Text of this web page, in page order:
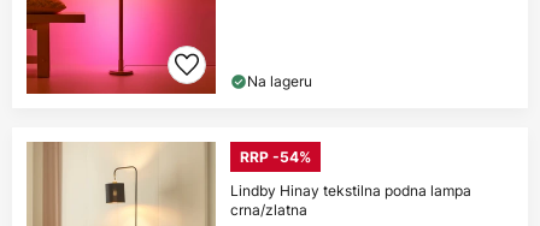
Na lageru
RRP -54%
Lindby Hinay tekstilna podna lampa
crna/zlatna